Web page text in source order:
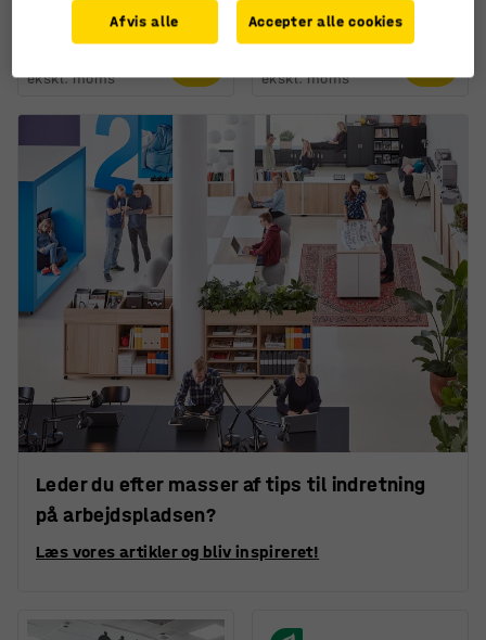
ekskl. moms
Art. nr.:129301
ekskl. moms
Leder du efter masser af tips til indretning
på arbejdspladsen?
Læs vores artikler og bliv inspireret!
Afvis alle Accepter alle cookies